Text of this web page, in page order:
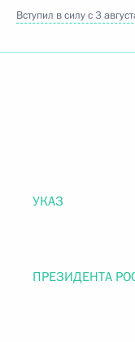
Вступил в силу с 3
УКАЗ
ПРЕЗИДЕНТА